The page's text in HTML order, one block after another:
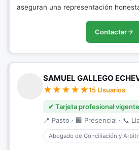
aseguran una representación
Contactar
SAMUEL GALLEGO
15 Usuarios
✔ Tarjeta profesional
📍 Pasto · 🏢 Presencial · 📞
Abogado de Conciliación y